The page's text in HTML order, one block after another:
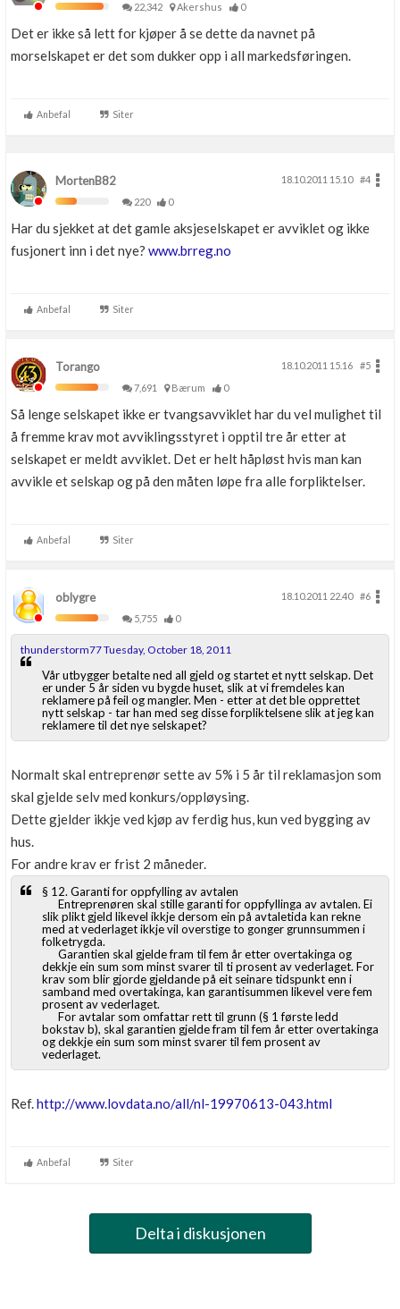
22,342 Akershus 0
Det er ikke så lett for kjøper å se dette da navnet på
morselskapet er det som dukker opp i all markedsføringen.
Anbefal Siter
MortenB82 18.10.2011 15.10
#4
220
0
Har du sjekket at det gamle aksjeselskapet er avviklet og ikke
fusjonert inn i det nye? www.brreg.no
Anbefal Siter
Torango 18.10.2011 15.16
#5
7,691
Bærum 0
Så lenge selskapet ikke er tvangsavviklet har du vel mulighet til
å fremme krav mot avviklingsstyret i opptil tre år etter at
selskapet er meldt avviklet. Det er helt håpløst hvis man kan
avvikle et selskap og på den måten løpe fra alle forpliktelser.
Anbefal Siter
oblygre 18.10.2011 22.40
#6
5,755
0
thunderstorm77 Tuesday, October 18, 2011
Vår utbygger betalte ned all gjeld og startet et nytt selskap. Det
er under 5 år siden vu bygde huset, slik at vi fremdeles kan
reklamere på feil og mangler. Men - etter at det ble opprettet
nytt selskap - tar han med seg disse forpliktelsene slik at jeg kan
reklamere til det nye selskapet?
Normalt skal entreprenør sette av 5% i 5 år til reklamasjon som
skal gjelde selv med konkurs/oppløysing.
Dette gjelder ikkje ved kjøp av ferdig hus, kun ved bygging av
hus.
For andre krav er frist 2 måneder.
§ 12. Garanti for oppfylling av avtalen
Entreprenøren skal stille garanti for oppfyllinga av avtalen. Ei
slik plikt gjeld likevel ikkje dersom ein på avtaletida kan rekne
med at vederlaget ikkje vil overstige to gonger grunnsummen i
folketrygda.
Garantien skal gjelde fram til fem år etter overtakinga og
dekkje ein sum som minst svarer til ti prosent av vederlaget. For
krav som blir gjorde gjeldande på eit seinare tidspunkt enn i
samband med overtakinga, kan garantisummen likevel vere fem
prosent av vederlaget.
For avtalar som omfattar rett til grunn (§ 1 første ledd
bokstav b), skal garantien gjelde fram til fem år etter overtakinga
og dekkje ein sum som minst svarer til fem prosent av
vederlaget.
Ref.http://www.lovdata.no/all/nl-19970613-043.html
Anbefal Siter
Delta i diskusjonen